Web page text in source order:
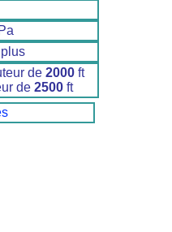
de 2000 ft
de 2500 ft